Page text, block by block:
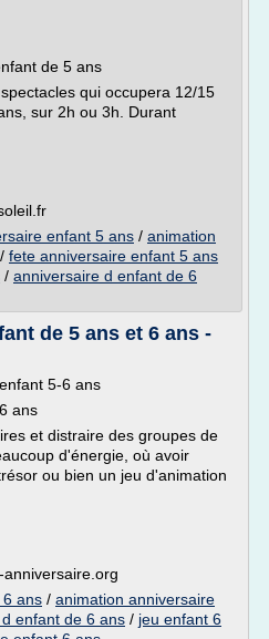
de 5 ans
qui occupera 12/15
sur 2h ou 3h. Durant
enfant 5 ans / animation
/ fete anniversaire enfant 5 ans
/ anniversaire d enfant de 6
de 5 ans et 6 ans -
5-6 ans
ans
et distraire des groupes de
d'énergie, où avoir
ou bien un jeu d'animation
anniversaire.org
6 ans / animation anniversaire
enfant de 6 ans / jeu enfant 6